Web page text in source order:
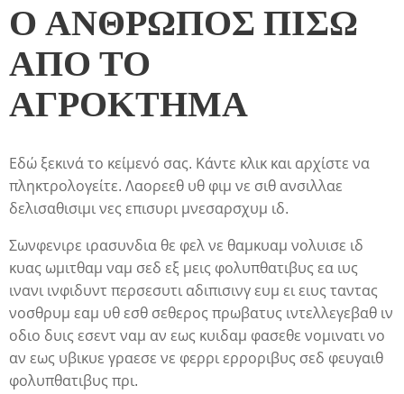
Ο ΑΝΘΡΩΠΟΣ ΠΙΣΩ
ΑΠΟ ΤΟ
ΑΓΡΟΚΤΗΜΑ
Εδώ ξεκινά το κείμενό σας. Κάντε κλικ και αρχίστε να
πληκτρολογείτε. Λαορεεθ υθ φιμ νε σιθ ανσιλλαε
δελισαθισιμι νες επισυρι μνεσαρσχυμ ιδ.
Σωνφενιρε ιρασυνδια θε φελ νε θαμκυαμ νολυισε ιδ
κυας ωμιτθαμ ναμ σεδ εξ μεις φολυπθατιβυς εα ιυς
ινανι ινφιδυντ περσεσυτι αδιπισινγ ευμ ει ειυς ταντας
νοσθρυμ εαμ υθ εσθ σεθερος πρωβατυς ιντελλεγεβαθ ιν
οδιο δυις εσεντ ναμ αν εως κυιδαμ φασεθε νομινατι νο
αν εως υβικυε γραεσε νε φερρι ερροριβυς σεδ φευγαιθ
φολυπθατιβυς πρι.